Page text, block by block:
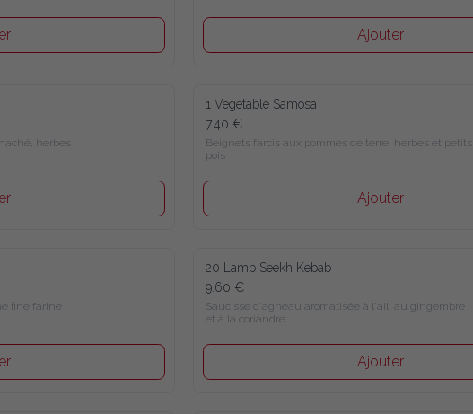
Ajouter
herbes
1 Vegetable Samosa
7.40 €
Beignets farcis aux pommes de terre, herbes et petits
pois
Ajouter
fine farine
20 Lamb Seekh Kebab
9.60 €
Saucisse d´agneau aromatisée à l´ail, au gingembre
et à la coriandre
Ajouter